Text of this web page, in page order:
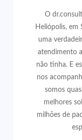
O
Heliópolis, em
uma
atendimento
não tinha. E
nos
somos
melhores
milhões de